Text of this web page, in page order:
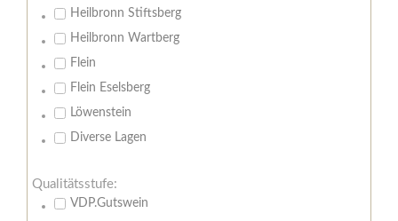
Heilbronn Stiftsberg
Heilbronn Wartberg
Flein
Flein Eselsberg
Löwenstein
Diverse Lagen
Qualitätsstufe:
VDP.Gutswein